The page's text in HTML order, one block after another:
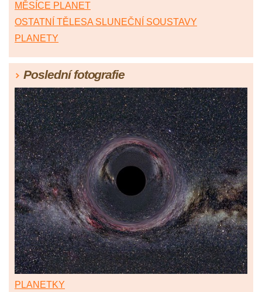
MĚSÍCE PLANET
OSTATNÍ TĚLESA SLUNEČNÍ SOUSTAVY
PLANETY
Poslední fotografie
PLANETKY